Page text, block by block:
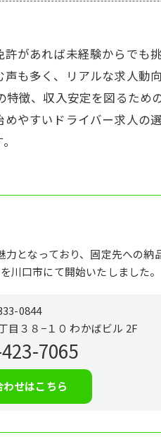
があれば未経験からでも
も多く、リアルな求人動
徴、収入安定を図るため
すいドライバー求人の
となっており、固定先への
川口市にて開始いたしました。
0844
目３８−１０ わかばビル 2F
7065
せはこちら